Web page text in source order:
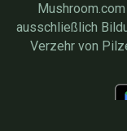
ausschließlich
Verzehr von